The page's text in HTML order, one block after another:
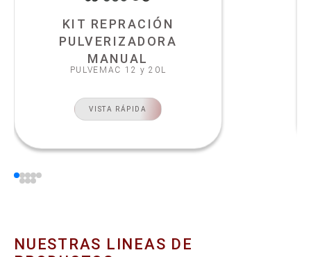
KIT REPRACIÓN
PULVERIZADORA
MANUAL
PULVEMAC 12 y 20L
VISTA RÁPIDA
NUESTRAS LINEAS DE